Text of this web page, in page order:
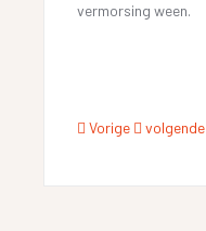
vermorsing ween.
Vorige volgende